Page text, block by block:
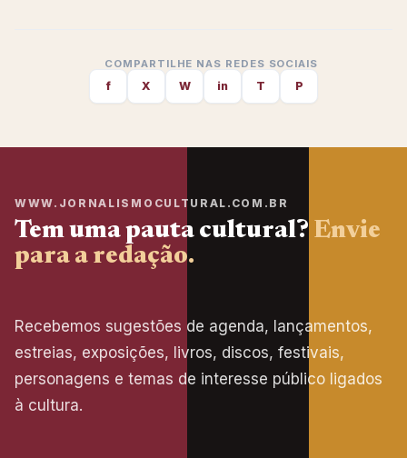
COMPARTILHE NAS REDES SOCIAIS
f X W in T P
WWW.JORNALISMOCULTURAL.COM.BR
Tem uma pauta cultural? Envie
para a redação.
Recebemos sugestões de agenda, lançamentos,
estreias, exposições, livros, discos, festivais,
personagens e temas de interesse público ligados
à cultura.